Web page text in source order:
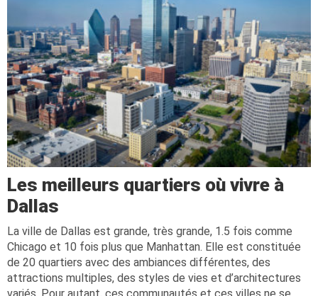
Les meilleurs quartiers où vivre à
Dallas
La ville de Dallas est grande, très grande, 1.5 fois comme
Chicago et 10 fois plus que Manhattan. Elle est constituée
de 20 quartiers avec des ambiances différentes, des
attractions multiples, des styles de vies et d’architectures